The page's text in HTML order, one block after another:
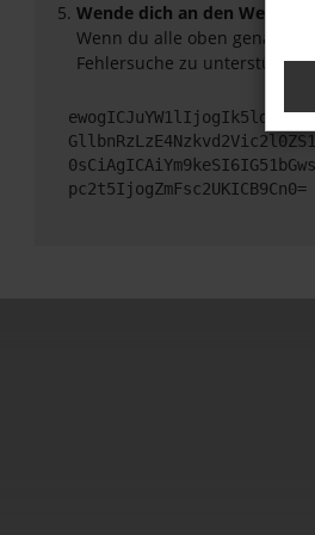
Wende dich an den
Wenn du alle oben
Fehlersuche zu unterstützen:
pc2t5IjogZmFsc2UKICB9Cn0=